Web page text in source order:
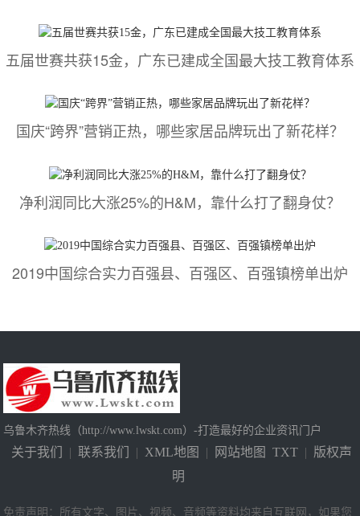
五届世赛共获15金，广东已建成全国最大技工教育体系
国庆“跨界”营销正热，哪些家居品牌玩出了新花样？
净利润同比大涨25%的H&M，靠什么打了翻身仗？
2019中国综合实力百强县、百强区、百强镇榜单出炉
乌鲁木齐热线（http://www.lwskt.com）-打造最好的企业资讯门户
关于我们 | 联系我们 | XML地图 | 网站地图 TXT | 版权声
明
免责声明：所有文字、图片、视频、音频等资料均来自互联网，如果您